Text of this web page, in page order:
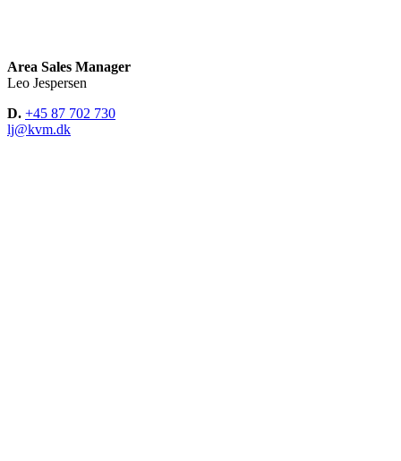
Area Sales Manager
Leo Jespersen
D. +45 87 702 730
lj@kvm.dk